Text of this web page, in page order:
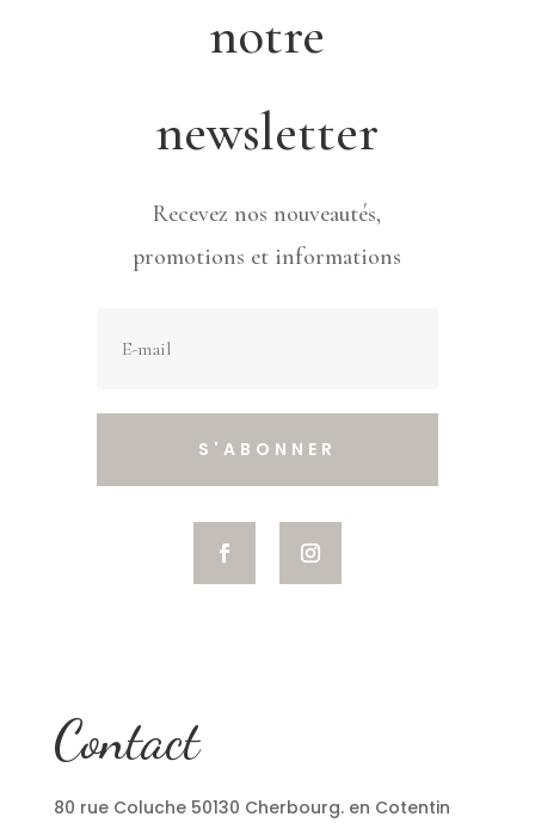
notre
newsletter
Recevez nos nouveautés,
promotions et informations
S'ABONNER
Contact
80 rue Coluche 50130 Cherbourg. en Cotentin